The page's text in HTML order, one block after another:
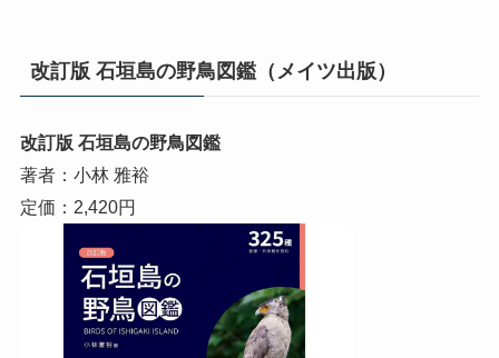
改訂版 石垣島の野鳥図鑑（メイツ出版）
改訂版 石垣島の野鳥図鑑
著者：小林 雅裕
定価：2,420円